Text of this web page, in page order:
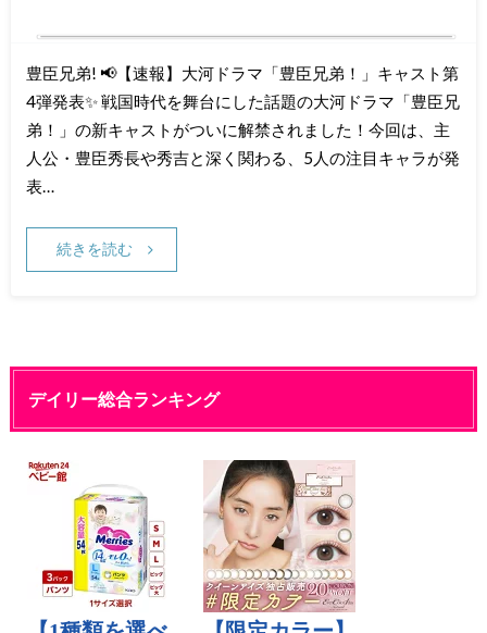
豊臣兄弟! 📢【速報】大河ドラマ「豊臣兄弟！」キャスト第
4弾発表✨ 戦国時代を舞台にした話題の大河ドラマ「豊臣兄
弟！」の新キャストがついに解禁されました！今回は、主
人公・豊臣秀長や秀吉と深く関わる、5人の注目キャラが発
表…
続きを読む
デイリー総合ランキング